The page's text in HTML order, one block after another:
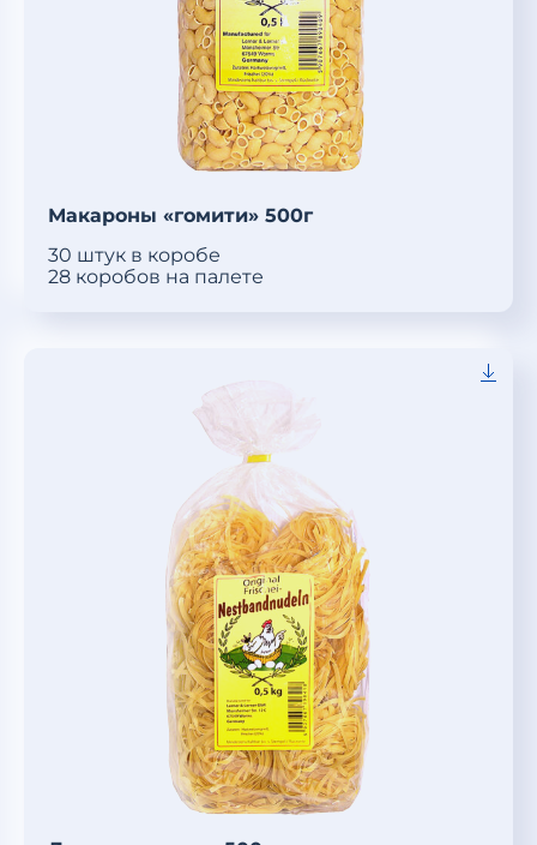
Макароны «гомити» 500г
30 штук в коробе
28 коробов на палете